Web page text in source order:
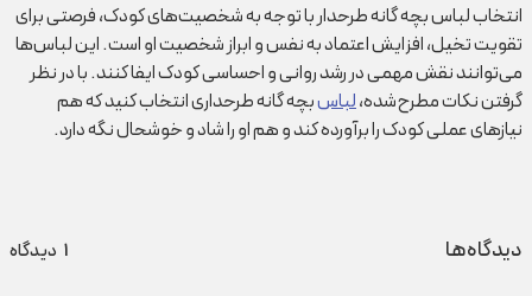
انتخاب لباس بچه گانه طرحدار با توجه به شخصیت‌های کودک، فرصتی برای
تقویت تخیل، افزایش اعتماد به نفس و ابراز شخصیت او است. این لباس‌ها
می‌توانند نقش مهمی در رشد روانی و احساسی کودک ایفا کنند. با در نظر
گرفتن نکات مطرح‌شده،لباسبچه گانه طرحداری انتخاب کنید که هم
نیازهای عملی کودک را برآورده کند و هم او را شاد و خوشحال نگه دارد.
دیدگاه‌ها 1 دیدگاه